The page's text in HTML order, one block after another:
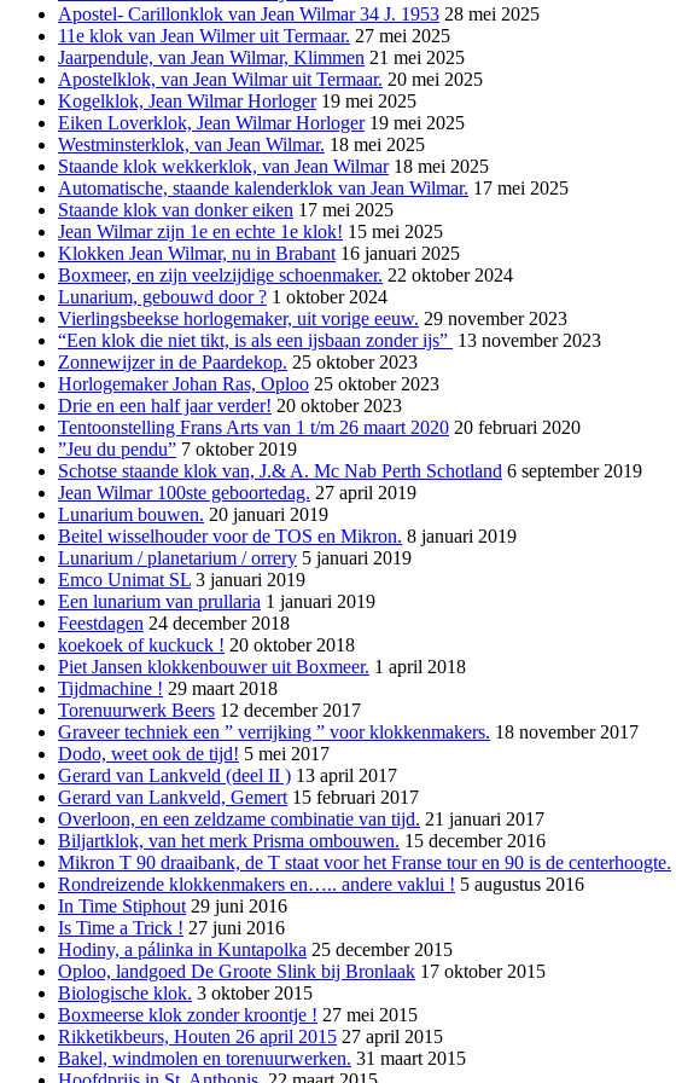
Apostel- Carillonklok van Jean Wilmar 34 J. 1953 28 mei 2025
11e klok van Jean Wilmer uit Termaar. 27 mei 2025
Jaarpendule, van Jean Wilmar, Klimmen 21 mei 2025
Apostelklok, van Jean Wilmar uit Termaar. 20 mei 2025
Kogelklok, Jean Wilmar Horloger 19 mei 2025
Eiken Loverklok, Jean Wilmar Horloger 19 mei 2025
Westminsterklok, van Jean Wilmar. 18 mei 2025
Staande klok wekkerklok, van Jean Wilmar 18 mei 2025
Automatische, staande kalenderklok van Jean Wilmar. 17 mei 2025
Staande klok van donker eiken 17 mei 2025
Jean Wilmar zijn 1e en echte 1e klok! 15 mei 2025
Klokken Jean Wilmar, nu in Brabant 16 januari 2025
Boxmeer, en zijn veelzijdige schoenmaker. 22 oktober 2024
Lunarium, gebouwd door ? 1 oktober 2024
Vierlingsbeekse horlogemaker, uit vorige eeuw. 29 november 2023
“Een klok die niet tikt, is als een ijsbaan zonder ijs” 13 november 2023
Zonnewijzer in de Paardekop. 25 oktober 2023
Horlogemaker Johan Ras, Oploo 25 oktober 2023
Drie en een half jaar verder! 20 oktober 2023
Tentoonstelling Frans Arts van 1 t/m 26 maart 2020 20 februari 2020
”Jeu du pendu” 7 oktober 2019
Schotse staande klok van, J.& A. Mc Nab Perth Schotland 6 september 2019
Jean Wilmar 100ste geboortedag. 27 april 2019
Lunarium bouwen. 20 januari 2019
Beitel wisselhouder voor de TOS en Mikron. 8 januari 2019
Lunarium / planetarium / orrery 5 januari 2019
Emco Unimat SL 3 januari 2019
Een lunarium van prullaria 1 januari 2019
Feestdagen 24 december 2018
koekoek of kuckuck ! 20 oktober 2018
Piet Jansen klokkenbouwer uit Boxmeer. 1 april 2018
Tijdmachine ! 29 maart 2018
Torenuurwerk Beers 12 december 2017
Graveer techniek een ” verrijking ” voor klokkenmakers. 18 november 2017
Dodo, weet ook de tijd! 5 mei 2017
Gerard van Lankveld (deel II ) 13 april 2017
Gerard van Lankveld, Gemert 15 februari 2017
Overloon, en een zeldzame combinatie van tijd. 21 januari 2017
Biljartklok, van het merk Prisma ombouwen. 15 december 2016
Mikron T 90 draaibank, de T staat voor het Franse tour en 90 is de centerhoogte.
Rondreizende klokkenmakers en….. andere vaklui ! 5 augustus 2016
In Time Stiphout 29 juni 2016
Is Time a Trick ! 27 juni 2016
Hodiny, a pálinka in Kuntapolka 25 december 2015
Oploo, landgoed De Groote Slink bij Bronlaak 17 oktober 2015
Biologische klok. 3 oktober 2015
Boxmeerse klok zonder kroontje ! 27 mei 2015
Rikketikbeurs, Houten 26 april 2015 27 april 2015
Bakel, windmolen en torenuurwerken. 31 maart 2015